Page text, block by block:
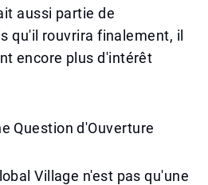
aussi partie de
qu'il rouvrira finalement, il
encore plus d'intérêt
Question d'Ouverture
Village n'est pas qu'une